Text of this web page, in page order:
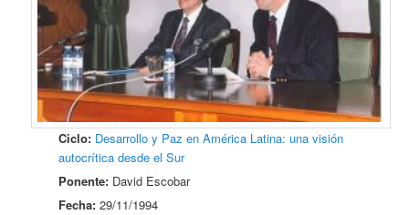
Ciclo: Desarrollo y Paz en América Latina: una visión
autocrítica desde el Sur
Ponente: David Escobar
Fecha: 29/11/1994